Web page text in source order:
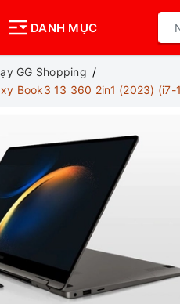
DANH MỤC
GG Shopping
Book3 13 360 2in1 (2023) (i7-